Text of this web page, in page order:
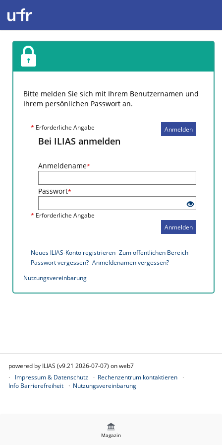
Magazin
Bitte melden Sie sich mit Ihrem Benutzernamen und
Ihrem persönlichen Passwort an.
Anmelden
* Erforderliche Angabe
Bei ILIAS anmelden
Anmeldename*
Passwort*
* Erforderliche Angabe
Anmelden
Neues ILIAS-Konto registrieren Zum öffentlichen Bereich
Passwort vergessen? Anmeldenamen vergessen?
Nutzungsvereinbarung
powered by ILIAS (v9.21 2026-07-07) on web7
Impressum & Datenschutz
Rechenzentrum kontaktieren
Info Barrierefreiheit
Nutzungsvereinbarung